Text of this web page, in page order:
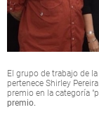
El grupo de trabajo de
pertenece Shirley
premio en la categoría
premio.